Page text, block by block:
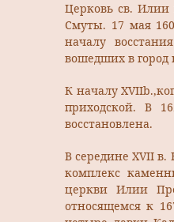
Церковь св. Илии
Смуты. 17 мая
началу
вошедших в город
К началу
приходской. В
восстановлена.
В середине XVII в.
комплекс
церкви Илии
относящемся к